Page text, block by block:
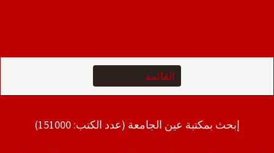
إبحث بمكتبة عين الجامعة (عدد الكتب: 151000)